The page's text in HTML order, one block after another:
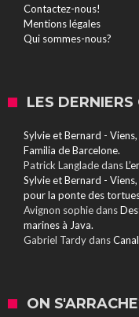
Contactez-nous!
Mentions légales
Qui sommes-nous?
LES
Sylvie et Bernard -
Familia de Barcelone.
Patrick Langladedans
Sylvie et Bernard -
pour la ponte des
Avignon sophiedans
marines à Java.
Gabriel Tardydans
ON